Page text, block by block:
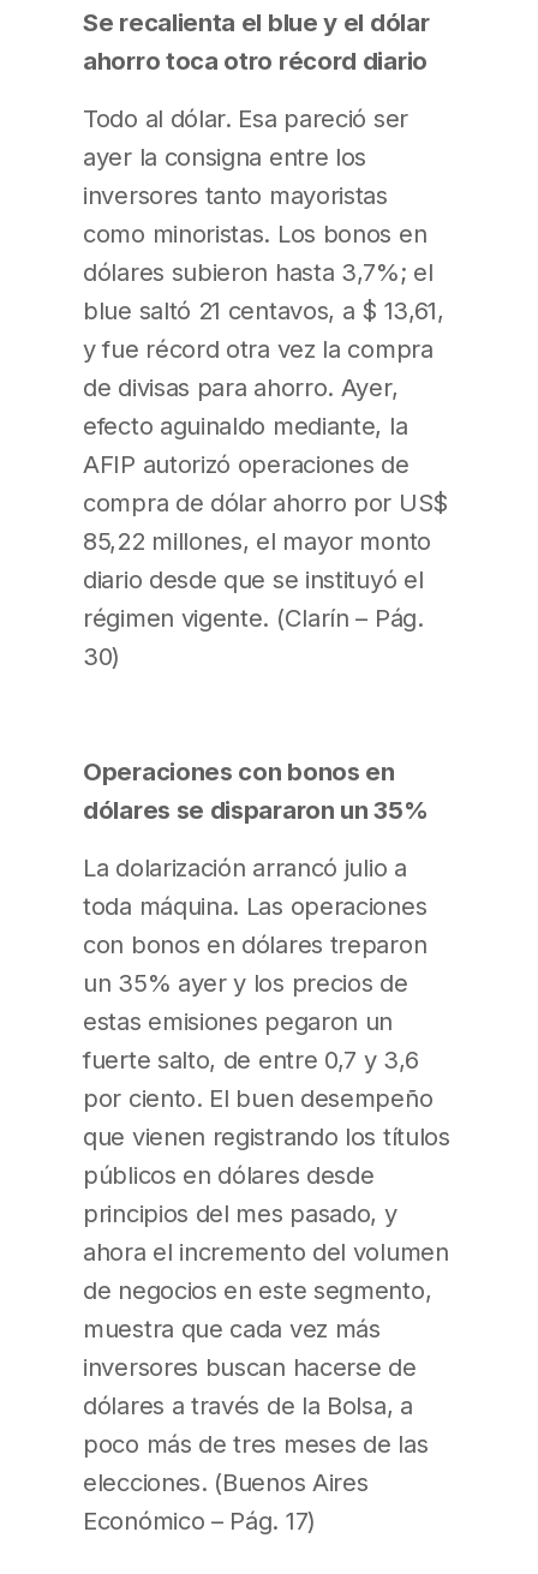
Se recalienta el blue y el dólar
ahorro toca otro récord diario
Todo al dólar. Esa pareció ser
ayer la consigna entre los
inversores tanto mayoristas
como minoristas. Los bonos en
dólares subieron hasta 3,7%; el
blue saltó 21 centavos, a $ 13,61,
y fue récord otra vez la compra
de divisas para ahorro. Ayer,
efecto aguinaldo mediante, la
AFIP autorizó operaciones de
compra de dólar ahorro por US$
85,22 millones, el mayor monto
diario desde que se instituyó el
régimen vigente. (Clarín – Pág.
30)
Operaciones con bonos en
dólares se dispararon un 35%
La dolarización arrancó julio a
toda máquina. Las operaciones
con bonos en dólares treparon
un 35% ayer y los precios de
estas emisiones pegaron un
fuerte salto, de entre 0,7 y 3,6
por ciento. El buen desempeño
que vienen registrando los títulos
públicos en dólares desde
principios del mes pasado, y
ahora el incremento del volumen
de negocios en este segmento,
muestra que cada vez más
inversores buscan hacerse de
dólares a través de la Bolsa, a
poco más de tres meses de las
elecciones. (Buenos Aires
Económico – Pág. 17)